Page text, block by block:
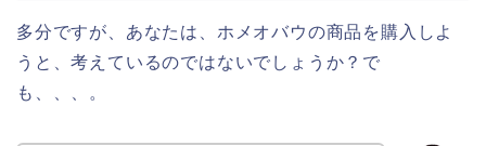
多分ですが、あなたは、ホメオバウの商品を購入しよ
うと、考えているのではないでしょうか？で
も、、、。